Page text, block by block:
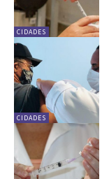
CIDADES
CIDADES